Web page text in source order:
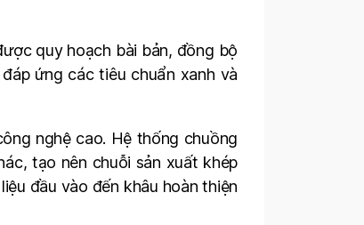
quy hoạch bài bản, đồng bộ
ứng các tiêu chuẩn xanh và
nghệ cao. Hệ thống chuồng
tạo nên chuỗi sản xuất khép
đầu vào đến khâu hoàn thiện